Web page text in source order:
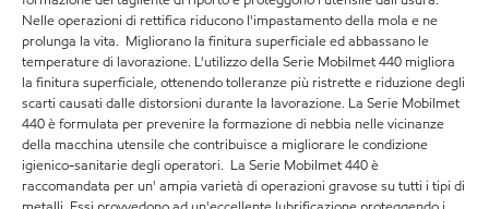
Nelle operazioni di rettifica riducono l'impastamento della mola e ne
prolunga la vita. Migliorano la finitura superficiale ed abbassano le
temperature di lavorazione. L'utilizzo della Serie Mobilmet 440 migliora
la finitura superficiale, ottenendo tolleranze più ristrette e riduzione degli
scarti causati dalle distorsioni durante la lavorazione. La Serie Mobilmet
440 è formulata per prevenire la formazione di nebbia nelle vicinanze
della macchina utensile che contribuisce a migliorare le condizione
igienico-sanitarie degli operatori. La Serie Mobilmet 440 è
raccomandata per un' ampia varietà di operazioni gravose su tutti i tipi di